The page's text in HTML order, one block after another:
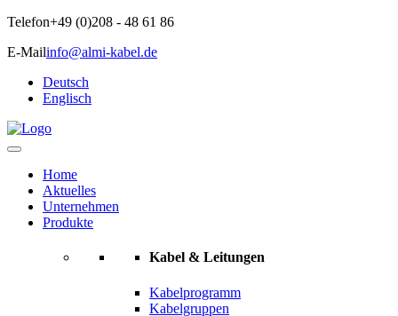
Telefon+49 (0)208 - 48 61 86
E-Mailinfo@almi-kabel.de
Deutsch
Englisch
Home
Aktuelles
Unternehmen
Produkte
Kabel & Leitungen
Kabelprogramm
Kabelgruppen